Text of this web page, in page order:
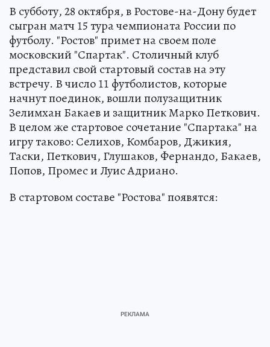
В субботу, 28 октября, в Ростове-на-Дону будет
сыгран матч 15 тура чемпионата России по
футболу. "Ростов" примет на своем поле
московский "Спартак". Столичный клуб
представил свой стартовый состав на эту
встречу. В число 11 футболистов, которые
начнут поединок, вошли полузащитник
Зелимхан Бакаев и защитник Марко Петкович.
В целом же стартовое сочетание "Спартака" на
игру таково: Селихов, Комбаров, Джикия,
Таски, Петкович, Глушаков, Фернандо, Бакаев,
Попов, Промес и Луис Адриано.
В стартовом составе "Ростова" появятся: